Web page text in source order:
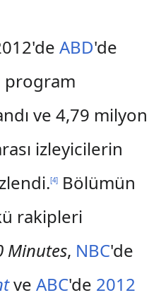
ABD'de
program
ve 4,79 milyon
izleyicilerin
[4]Bölümün
rakipleri
Minutes, NBC'de
ve ABC'de 2012